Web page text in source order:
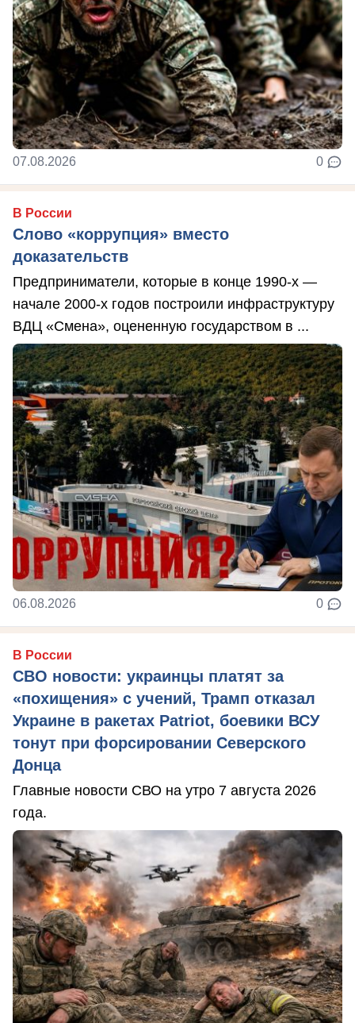
07.08.2026 0
В России
Слово «коррупция» вместо
доказательств
Предприниматели, которые в конце 1990-х —
начале 2000-х годов построили инфраструктуру
ВДЦ «Смена», оцененную государством в ...
06.08.2026 0
В России
СВО новости: украинцы платят за
«похищения» с учений, Трамп отказал
Украине в ракетах Patriot, боевики ВСУ
тонут при форсировании Северского
Донца
Главные новости СВО на утро 7 августа 2026
года.